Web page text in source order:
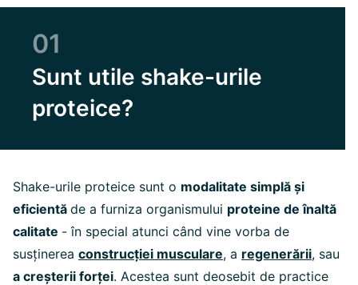
01
Sunt utile shake-urile
proteice?
Shake-urile proteice sunt o modalitate simplă și
eficientă de a furniza organismului proteine de înaltă
calitate - în special atunci când vine vorba de
susținerea construcției musculare, a regenerării, sau
a creșterii forței. Acestea sunt deosebit de practice